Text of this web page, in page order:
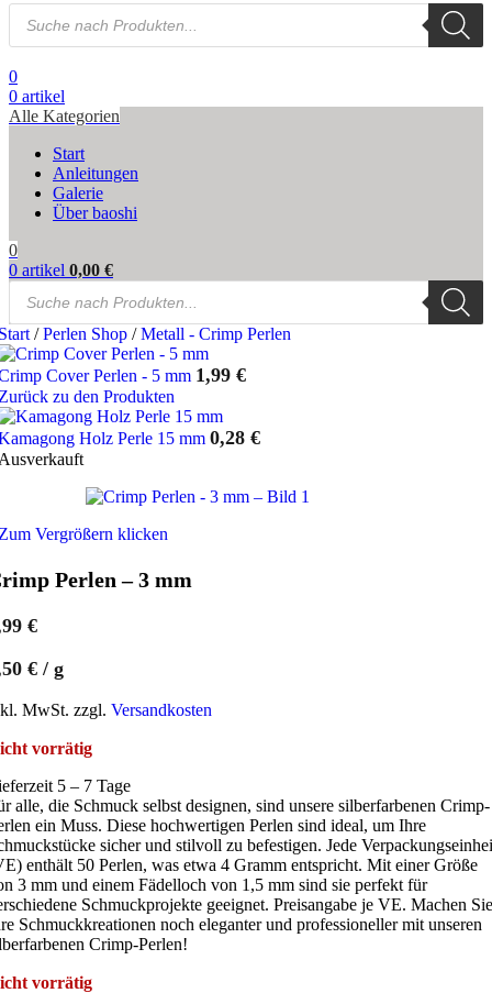
Products
search
0
0 artikel
Alle Kategorien
Start
Anleitungen
Galerie
Über baoshi
0
0 artikel 0,00 €
Products
search
/ Perlen Shop / Metall - Crimp Perlen
Cover Perlen - 5 mm 1,99 €
zu den Produkten
Holz Perle 15 mm 0,28 €
Vergrößern klicken
Perlen – 3 mm
€
€ / g
MwSt. zzgl. Versandkosten
vorrätig
5 – 7 Tage
alle, die Schmuck selbst designen, sind unsere silberfarbenen Crimp-
ein Muss. Diese hochwertigen Perlen sind ideal, um Ihre
sicher und stilvoll zu befestigen. Jede
enthält 50 Perlen, was etwa 4 Gramm entspricht. Mit einer Größe
3 mm und einem Fädelloch von 1,5 mm sind sie perfekt für
Schmuckprojekte geeignet. Preisangabe je VE. Machen Sie
Schmuckkreationen noch eleganter und professioneller mit unseren
Crimp-Perlen!
vorrätig